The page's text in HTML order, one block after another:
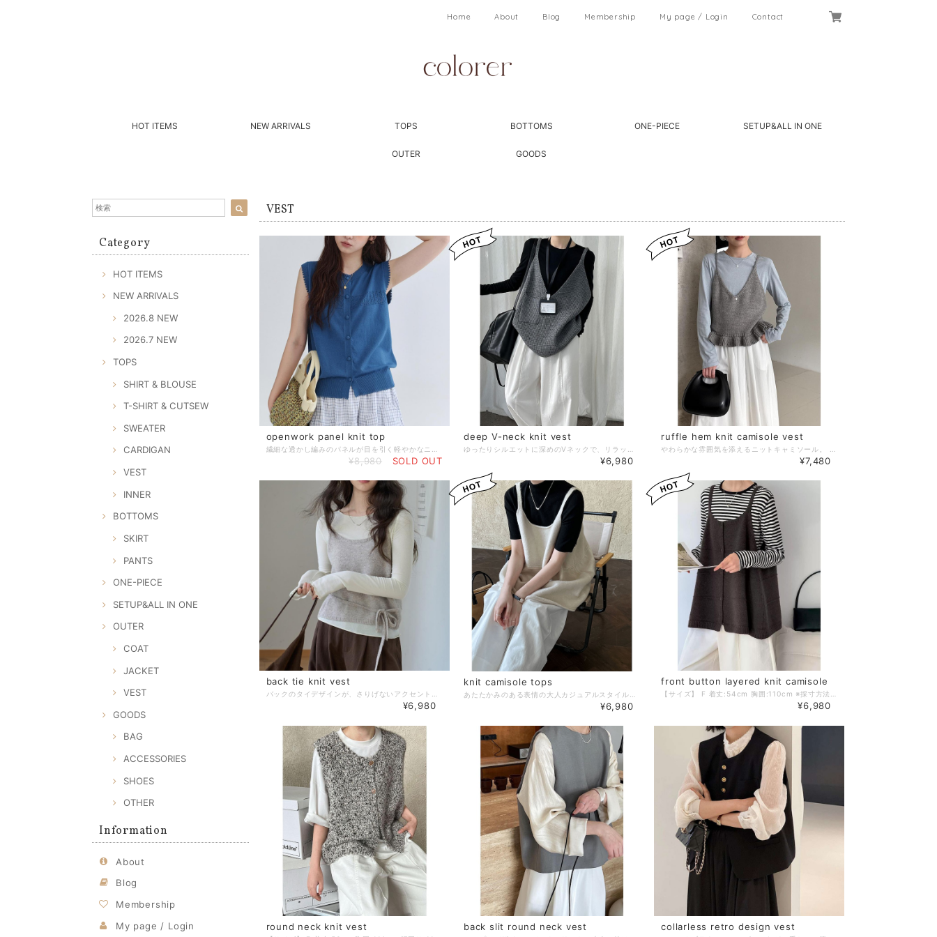
Home About Blog Membership My page / Login Contact
HOT ITEMS NEW ARRIVALS TOPS BOTTOMS ONE-PIECE SETUP&ALL IN ONE
OUTER GOODS
Category
HOT ITEMS
NEW ARRIVALS
2026.8 NEW
2026.7 NEW
TOPS
SHIRT & BLOUSE
T-SHIRT & CUTSEW
SWEATER
CARDIGAN
VEST
INNER
BOTTOMS
SKIRT
PANTS
ONE-PIECE
SETUP&ALL IN ONE
OUTER
COAT
JACKET
VEST
GOODS
BAG
ACCESSORIES
SHOES
OTHER
Information
About
Blog
Membership
My page / Login
VEST
openwork panel knit top
¥8,980 SOLD OUT
deep V-neck knit vest
¥6,980
ruffle hem knit camisole vest
¥7,480
back tie knit vest
¥6,980
knit camisole tops
¥6,980
front button layered knit camisole
¥6,980
round neck knit vest back slit round neck vest collarless retro design vest